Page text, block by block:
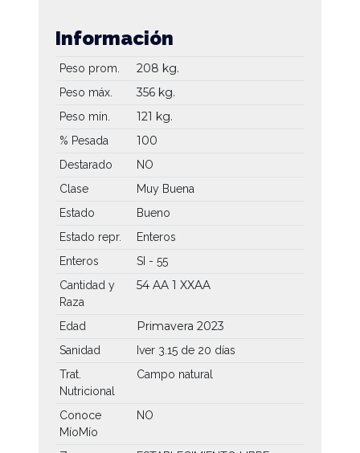
Información
Peso prom. 208 kg.
Peso máx. 356 kg.
Peso mín. 121 kg.
% Pesada 100
Destarado
NO
Clase
Muy Buena
Estado
Bueno
Estado repr.
Enteros
Enteros
SI - 55
Cantidad y
Raza
54 AA 1 XXAA
Edad Primavera 2023
Sanidad
Iver 3.15 de 20 días
Trat.
Nutricional
Campo natural
Conoce
MíoMío
NO